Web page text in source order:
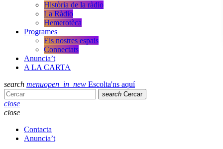
Història de la ràdio
La Ràdio
Hemerotèca
Programes
Els nostres espais
Connectats
Anuncia’t
A LA CARTA
search menuopen_in_new Escolta'ns aquí
search Cercar
close
close
Contacta
Anuncia’t